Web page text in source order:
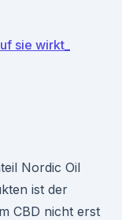
sie wirkt_
Nordic Oil
ist der
CBD nicht erst